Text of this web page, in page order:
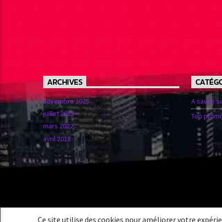
ARCHIVES
novembre 2025
juillet 2023
mars 2022
avril 2018
A savoir
Top
Ce site utilise des cookies pour améliorer votre